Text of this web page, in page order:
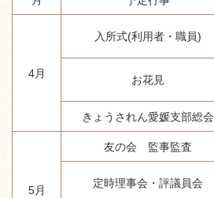
4月
入所式(利用者・職員)
お花見
きょうされん愛媛支部総会
5月
友の会 監事監査
定時理事会・評議員会